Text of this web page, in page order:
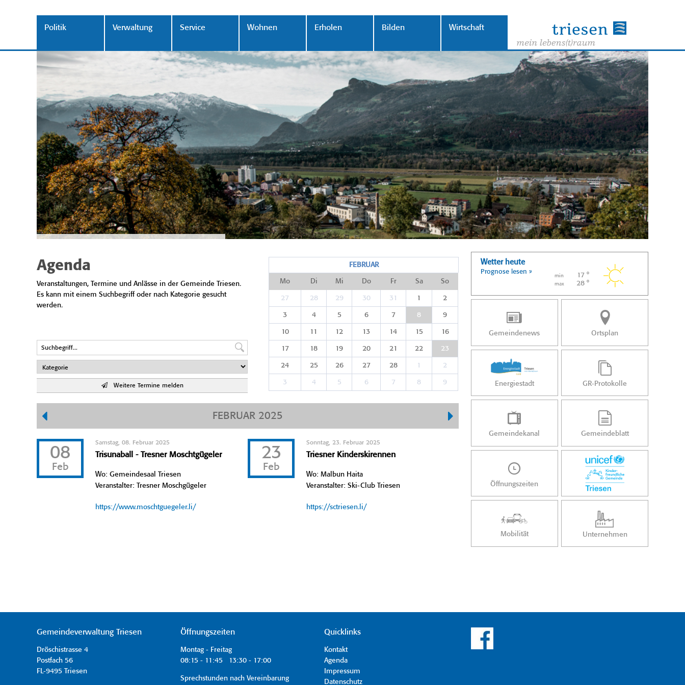
Politik Verwaltung Service Wohnen Erholen Bilden Wirtschaft
Agenda
Veranstaltungen, Termine und Anlässe in der Gemeinde Triesen.
Es kann mit einem Suchbegriff oder nach Kategorie gesucht
werden.
Weitere Termine melden
FEBRUAR
Mo Di Mi Do Fr Sa So
27 28 29 30 31 1 2
3 4 5 6 7 8 9
10 11 12 13 14 15 16
17 18 19 20 21 22 23
24 25 26 27 28 1 2
3 4 5 6 7 8 9
FEBRUAR 2025
08
Feb
Samstag, 08. Februar 2025
Trisunaball - Tresner Moschtgügeler
Wo: Gemeindesaal Triesen
Veranstalter: Tresner Moschgügeler
https://www.moschtguegeler.li/
23
Feb
Sonntag, 23. Februar 2025
Triesner Kinderskirennen
Wo: Malbun Haita
Veranstalter: Ski-Club Triesen
https://sctriesen.li/
Wetter heute
Prognose lesen »
min 17 °
max 28 °
Gemeindenews Ortsplan
Energiestadt GR-Protokolle
Gemeindekanal Gemeindeblatt
Öffnungszeiten
Mobilität Unternehmen
Gemeindeverwaltung Triesen
Dröschistrasse 4
Postfach 56
FL-9495 Triesen
Öffnungszeiten
Montag - Freitag
08:15 - 11:45 13:30 - 17:00
Sprechstunden nach Vereinbarung
Quicklinks
Kontakt
Agenda
Impressum
Datenschutz